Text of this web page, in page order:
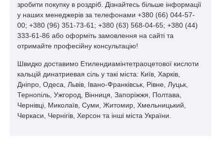
зробити покупку в роздріб. Дізнайтесь більше інформації
у наших менеджерів за телефонами +380 (66) 044-57-
00; +380 (96) 351-73-61; +380 (63) 568-04-65; +380 (44)
333-61-86 або оформіть замовлення на сайті та
отримайте професійну консультацію!
Швидко доставимо Етилендиамінтетраоцетової кислоти
кальцій динатриевая сіль у такі міста: Київ, Харків,
Дніпро, Одеса, Львів, Івано-Франківськ, Рівне, Луцьк,
Тернопіль, Ужгород, Вінниця, Запоріжжя, Полтава,
Чернівці, Миколаїв, Суми, Житомир, Хмельницький,
Черкаси, Чернігів, Херсон та інші міста України.